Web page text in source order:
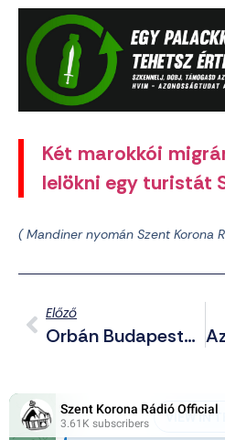
Két marokkói
lelökni egy turistát
( Mandiner nyomán Szent Korona
Előző
Orbán Budapesten Demonstrálja Netanjahu-Szolgaságát: Meghívja A Népirtó Bűnözőt A Gyarmatokra